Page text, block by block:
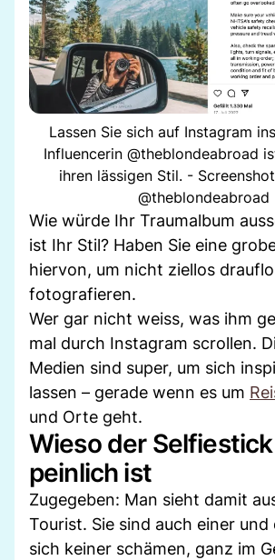
Lassen Sie sich auf Instagram
Influencerin @theblondeabroad
ihren lässigen Stil. -
@theblondeabroad
Wie würde Ihr Traumalbum
ist Ihr Stil? Haben Sie eine
hiervon, um nicht ziellos
fotografieren.
Wer gar nicht weiss, was ihm
mal durch Instagram scrollen.
Medien sind super, um sich
lassen – gerade wenn es um
und Orte geht.
Wieso der
peinlich ist
Zugegeben: Man sieht damit
Tourist. Sie sind auch einer und
sich keiner schämen, ganz im